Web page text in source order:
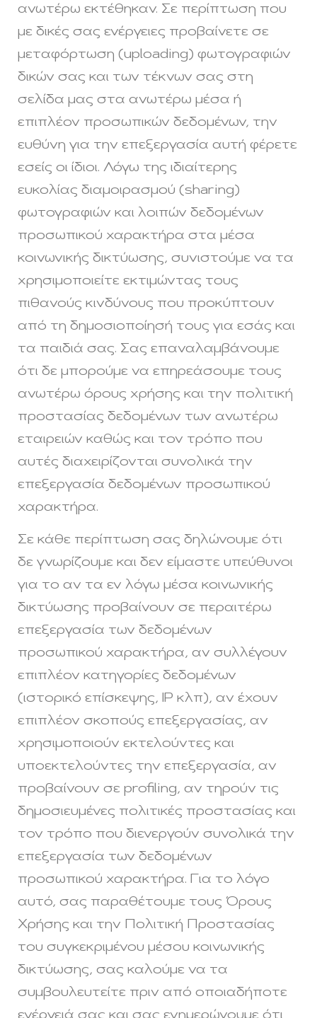
ανωτέρω εκτέθηκαν. Σε περίπτωση που
με δικές σας ενέργειες προβαίνετε σε
μεταφόρτωση (uploading) φωτογραφιών
δικών σας και των τέκνων σας στη
σελίδα μας στα ανωτέρω μέσα ή
επιπλέον προσωπικών δεδομένων, την
ευθύνη για την επεξεργασία αυτή φέρετε
εσείς οι ίδιοι. Λόγω της ιδιαίτερης
ευκολίας διαμοιρασμού (sharing)
φωτογραφιών και λοιπών δεδομένων
προσωπικού χαρακτήρα στα μέσα
κοινωνικής δικτύωσης, συνιστούμε να τα
χρησιμοποιείτε εκτιμώντας τους
πιθανούς κινδύνους που προκύπτουν
από τη δημοσιοποίησή τους για εσάς και
τα παιδιά σας. Σας επαναλαμβάνουμε
ότι δε μπορούμε να επηρεάσουμε τους
ανωτέρω όρους χρήσης και την πολιτική
προστασίας δεδομένων των ανωτέρω
εταιρειών καθώς και τον τρόπο που
αυτές διαχειρίζονται συνολικά την
επεξεργασία δεδομένων προσωπικού
χαρακτήρα.
Σε κάθε περίπτωση σας δηλώνουμε ότι
δε γνωρίζουμε και δεν είμαστε υπεύθυνοι
για το αν τα εν λόγω μέσα κοινωνικής
δικτύωσης προβαίνουν σε περαιτέρω
επεξεργασία των δεδομένων
προσωπικού χαρακτήρα, αν συλλέγουν
επιπλέον κατηγορίες δεδομένων
(ιστορικό επίσκεψης, IP κλπ), αν έχουν
επιπλέον σκοπούς επεξεργασίας, αν
χρησιμοποιούν εκτελούντες και
υποεκτελούντες την επεξεργασία, αν
προβαίνουν σε profiling, αν τηρούν τις
δημοσιευμένες πολιτικές προστασίας και
τον τρόπο που διενεργούν συνολικά την
επεξεργασία των δεδομένων
προσωπικού χαρακτήρα. Για το λόγο
αυτό, σας παραθέτουμε τους Όρους
Χρήσης και την Πολιτική Προστασίας
του συγκεκριμένου μέσου κοινωνικής
δικτύωσης, σας καλούμε να τα
συμβουλευτείτε πριν από οποιαδήποτε